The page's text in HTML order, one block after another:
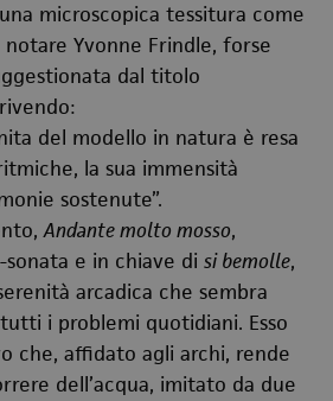
microscopica tessitura come
Yvonne Frindle, forse
dal titolo
del modello in natura è resa
la sua immensità
sostenute”.
Andante molto mosso,
sonata e in chiave di si bemolle,
arcadica che sembra
i problemi quotidiani. Esso
che, affidato agli archi, rende
dell’acqua, imitato da due